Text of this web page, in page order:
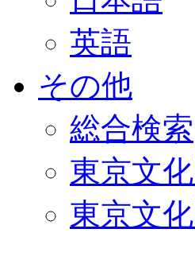
英語
その他
総合検索
東京文
東京文